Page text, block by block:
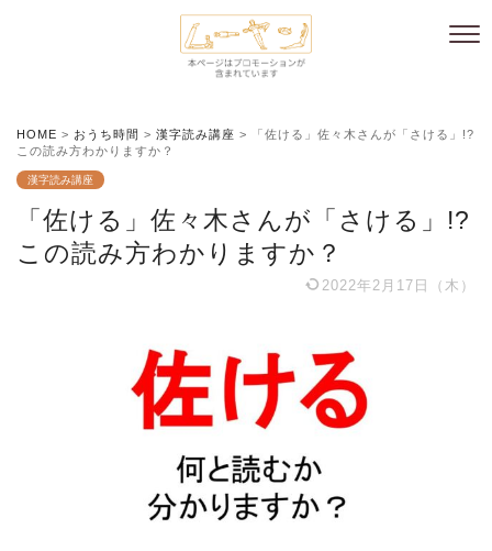
HOME > おうち時間 > 漢字読み講座 >
「佐ける」佐々木さんが「さける」!?
この読み方わかりますか？
漢字読み講座
「佐ける」佐々木さんが「さける」!?
この読み方わかりますか？
2022年2月17日（木）